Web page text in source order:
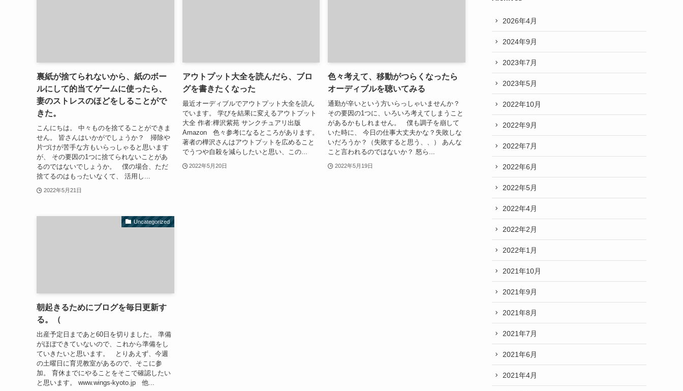
裏紙が捨てられないから、紙のボー
ルにして的当てゲームに使ったら、
妻のストレスのほどをしることがで
きた。
こんにちは。 中々ものを捨てることができま
せん。 皆さんはいかがでしょうか？ 掃除や
片づけが苦手な方もいらっしゃると思います
が、 その要因の1つに捨てられないことがあ
るのではないでしょうか。 僕の場合、ただ
捨てるのはもったいなくて、 活用し...
2022年5月21日
アウトプット大全を読んだら、ブロ
グを書きたくなった
最近オーディブルでアウトプット大全を読ん
でいます。 学びを結果に変えるアウトプット
大全 作者:樺沢紫苑 サンクチュアリ出版
Amazon 色々参考になるところがあります。
著者の樺沢さんはアウトプットを広めること
でうつや自殺を減らしたいと思い、この...
2022年5月20日
色々考えて、移動がつらくなったら
オーディブルを聴いてみる
通勤が辛いという方いらっしゃいませんか？
その要因の1つに、いろいろ考えてしまうこと
があるかもしれません。 僕も調子を崩して
いた時に、 今日の仕事大丈夫かな？失敗しな
いだろうか？（失敗すると思う、、） あんな
こと言われるのではないか？ 怒ら...
2022年5月19日
Uncategorized
朝起きるためにブログを毎日更新す
る。（
出産予定日まであと60日を切りました。 準備
がほぼできていないので、これから準備をし
ていきたいと思います。 とりあえず、今週
の土曜日に育児教室があるので、そこに参
加。 育休までにやることをそこで確認したい
と思います。 www.wings-kyoto.jp 他...
2026年4月
2024年9月
2023年7月
2023年5月
2022年10月
2022年9月
2022年7月
2022年6月
2022年5月
2022年4月
2022年2月
2022年1月
2021年10月
2021年9月
2021年8月
2021年7月
2021年6月
2021年4月